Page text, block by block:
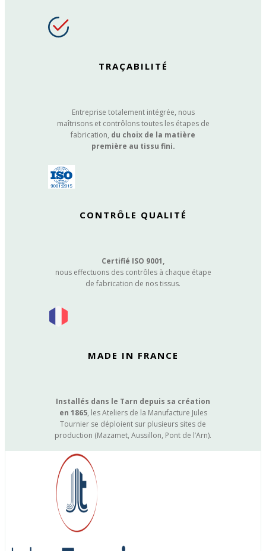
TRAÇABILITÉ
Entreprise totalement intégrée, nous
maîtrisons et contrôlons toutes les étapes de
fabrication, du choix de la matière
première au tissu fini.
CONTRÔLE QUALITÉ
Certifié ISO 9001,
nous effectuons des contrôles à chaque étape
de fabrication de nos tissus.
MADE IN FRANCE
Installés dans le Tarn depuis sa création
en 1865, les Ateliers de la Manufacture Jules
Tournier se déploient sur plusieurs sites de
production (Mazamet, Aussillon, Pont de l’Arn).